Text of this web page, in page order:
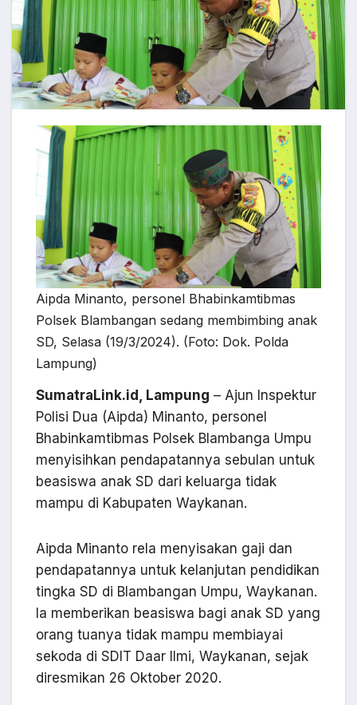
Aipda Minanto, personel Bhabinkamtibmas
Polsek Blambangan sedang membimbing anak
SD, Selasa (19/3/2024). (Foto: Dok. Polda
Lampung)
SumatraLink.id, Lampung – Ajun Inspektur
Polisi Dua (Aipda) Minanto, personel
Bhabinkamtibmas Polsek Blambanga Umpu
menyisihkan pendapatannya sebulan untuk
beasiswa anak SD dari keluarga tidak
mampu di Kabupaten Waykanan.
Aipda Minanto rela menyisakan gaji dan
pendapatannya untuk kelanjutan pendidikan
tingka SD di Blambangan Umpu, Waykanan.
Ia memberikan beasiswa bagi anak SD yang
orang tuanya tidak mampu membiayai
sekoda di SDIT Daar Ilmi, Waykanan, sejak
diresmikan 26 Oktober 2020.